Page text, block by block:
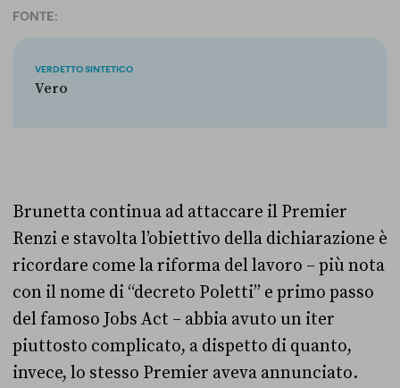
FONTE:
VERDETTO SINTETICO
Vero
Brunetta continua ad attaccare il Premier
Renzi e stavolta l’obiettivo della dichiarazione è
ricordare come la riforma del lavoro – più nota
con il nome di “decreto Poletti” e primo passo
del famoso Jobs Act – abbia avuto un iter
piuttosto complicato, a dispetto di quanto,
invece, lo stesso Premier aveva annunciato.